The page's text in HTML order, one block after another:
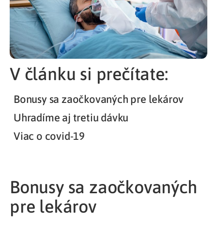
V článku si prečítate:
Bonusy sa zaočkovaných pre lekárov
Uhradíme aj tretiu dávku
Viac o covid-19
Bonusy sa zaočkovaných
pre lekárov